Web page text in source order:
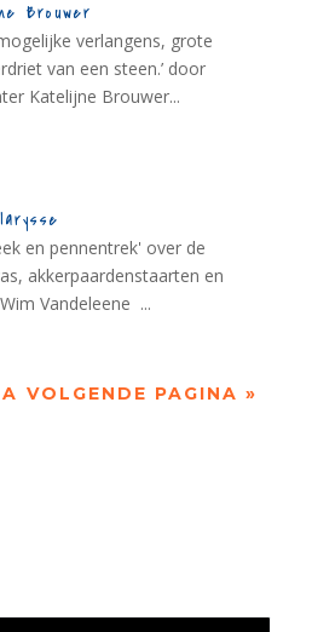
Brouwer
verlangens, grote
van een steen.’ door
Katelijne Brouwer...
en pennentrek' over de
akkerpaardenstaarten en
Vandeleene ...
VOLGENDE PAGINA »